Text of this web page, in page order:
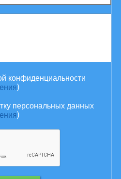
конфиденциальности
)
персональных данных
)